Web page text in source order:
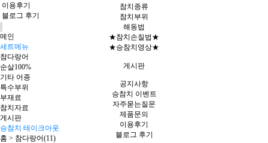
참치종류
참치부위
해동법
★참치손질법★
★승참치영상★
게시판
공지사항
승참치 이벤트
자주묻는질문
제품문의
이용후기
블로그 후기
이용후기
블로그 후기
메인
세트메뉴
참다랑어
순살100%
기타 어종
특수부위
부재료
참치자료
게시판
승참치 테이크아웃
홈 > 참다랑어(11)